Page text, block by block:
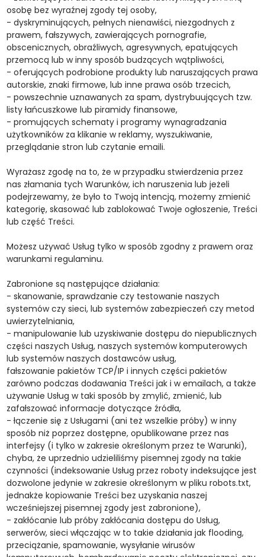
osobę bez wyraźnej zgody tej osoby,
- dyskryminujących, pełnych nienawiści, niezgodnych z
prawem, fałszywych, zawierających pornografie,
obscenicznych, obraźliwych, agresywnych, epatujących
przemocą lub w inny sposób budzących wątpliwości,
- oferujących podrobione produkty lub naruszających prawa
autorskie, znaki firmowe, lub inne prawa osób trzecich,
- powszechnie uznawanych za spam, dystrybuujących tzw.
listy łańcuszkowe lub piramidy finansowe,
- promujących schematy i programy wynagradzania
użytkowników za klikanie w reklamy, wyszukiwanie,
przeglądanie stron lub czytanie emaili.
Wyrażasz zgodę na to, że w przypadku stwierdzenia przez
nas złamania tych Warunków, ich naruszenia lub jeżeli
podejrzewamy, że było to Twoją intencją, możemy zmienić
kategorię, skasować lub zablokować Twoje ogłoszenie, Treści
lub część Treści.
Możesz używać Usług tylko w sposób zgodny z prawem oraz
warunkami regulaminu.
Zabronione są następujące działania:
- skanowanie, sprawdzanie czy testowanie naszych
systemów czy sieci, lub systemów zabezpieczeń czy metod
uwierzytelniania,
- manipulowanie lub uzyskiwanie dostępu do niepublicznych
części naszych Usług, naszych systemów komputerowych
lub systemów naszych dostawców usług,
fałszowanie pakietów TCP/IP i innych części pakietów
zarówno podczas dodawania Treści jak i w emailach, a także
używanie Usług w taki sposób by zmylić, zmienić, lub
zafałszować informacje dotyczące źródła,
- łączenie się z Usługami (ani też wszelkie próby) w inny
sposób niż poprzez dostępne, opublikowane przez nas
interfejsy (i tylko w zakresie określonym przez te Warunki),
chyba, że uprzednio udzieliliśmy pisemnej zgody na takie
czynności (indeksowanie Usług przez roboty indeksujące jest
dozwolone jedynie w zakresie określonym w pliku robots.txt,
jednakże kopiowanie Treści bez uzyskania naszej
wcześniejszej pisemnej zgody jest zabronione),
- zakłócanie lub próby zakłócania dostępu do Usług,
serwerów, sieci włączając w to takie działania jak flooding,
przeciążanie, spamowanie, wysyłanie wirusów